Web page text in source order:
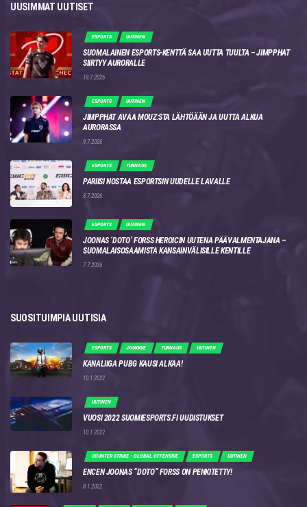
UUSIMMAT UUTISET
ESPORTS UUTINEN
SUOMALAINEN ESPORTS-KENTTÄ SAA UUTTA TUULTA – JIMPPHAT
SIIRTYY AURORALLE
19.7.2026
ESPORTS UUTINEN
JIMPPHAT AVAA MOUZ:STA LÄHTÖÄÄN JA UUTTA ALKUA
AURORASSA
9.7.2026
ESPORTS TURNAUS
PARIISI NOSTAA ESPORTSIN UUDELLE LAVALLE
8.7.2026
ESPORTS UUTINEN
JOONAS ‘DOTO’ FORSS HEROICIN UUTENA PÄÄVALMENTAJANA –
SUOMALAISOSAAMISTA KANSAINVÄLISILLE KENTILLE
7.7.2026
SUOSITUIMPIA UUTISIA
ESPORTS JOUKKUE TURNAUS UUTINEN
KANALIIGA PUBG KAUSI ALKAA!
10.1.2022
UUTINEN
VUOSI 2022 SUOMIESPORTS.FI UUDISTUKSET
10.1.2022
COUNTER STRIKE - GLOBAL OFFENSIVE ESPORTS UUTINEN
ENCEN JOONAS “DOTO” FORSS ON PENKITETTY!
8.1.2022